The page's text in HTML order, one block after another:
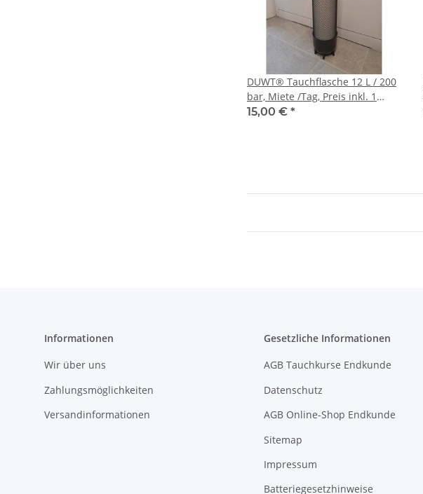
DUWT® Tauchflasche 12 L / 200
bar, Miete /Tag, Preis inkl. 1
Füllung
15,00 € *
Informationen
Wir über uns
Zahlungsmöglichkeiten
Versandinformationen
Gesetzliche Informationen
AGB Tauchkurse Endkunde
Datenschutz
AGB Online-Shop Endkunde
Sitemap
Impressum
Batteriegesetzhinweise